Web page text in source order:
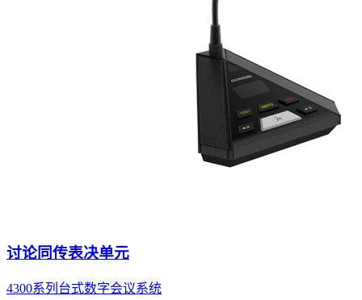
讨论同传表决单元
4300系列台式数字会议系统